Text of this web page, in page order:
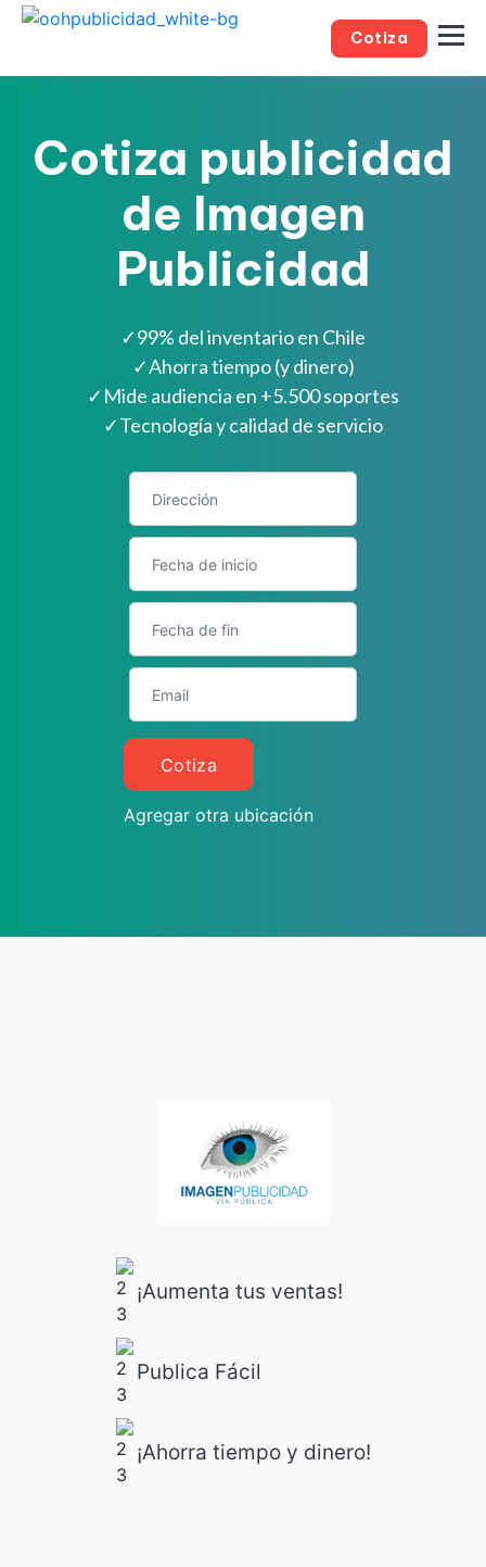
Cotiza
Cotiza publicidad
de Imagen
Publicidad
✓99% del inventario en Chile
✓Ahorra tiempo (y dinero)
✓ Mide audiencia en +5.500 soportes
✓Tecnología y calidad de servicio
Cotiza
Agregar otra ubicación
¡Aumenta tus ventas!
Publica Fácil
¡Ahorra tiempo y dinero!